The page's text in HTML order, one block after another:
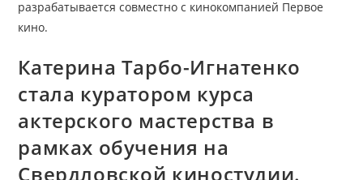
Свердловской
С
Кинокомпанией
Первое
Кино.
Катерина Тарбо-Игнатенко
стала куратором курса
актерского мастерства в
рамках обучения на
Свердловской киностудии.